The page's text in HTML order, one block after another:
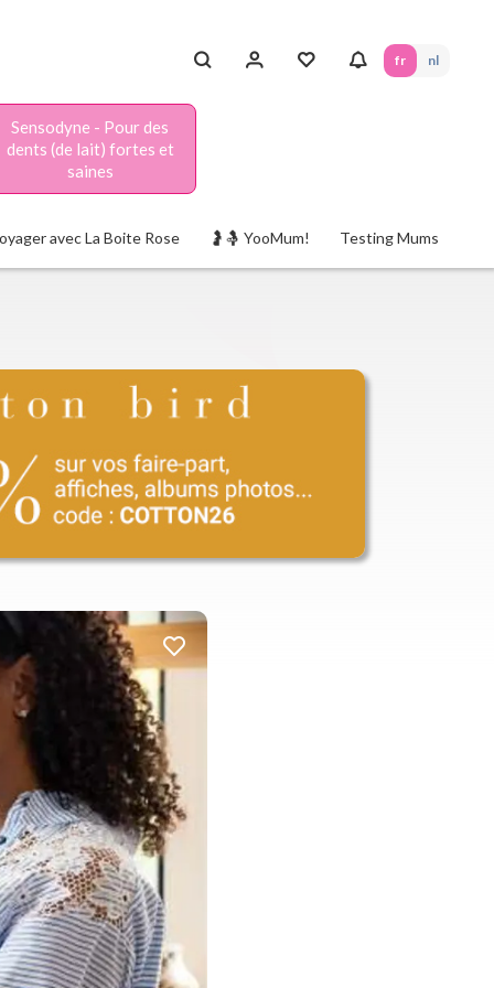
fr nl
Sensodyne - Pour des
dents (de lait) fortes et
saines
avec La Boite Rose 🤰🤱 YooMum! Testing Mums